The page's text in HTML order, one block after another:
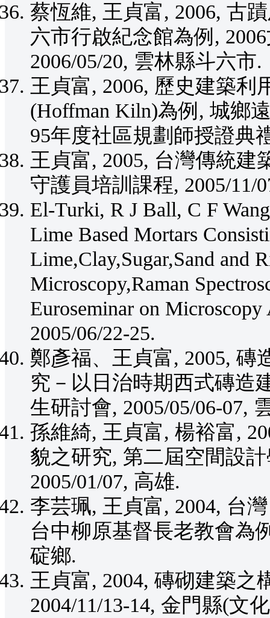
蔡恆維, 王貞富, 2006, 古
六市行啟紀念館為例,
2006/05/20, 雲林縣斗六市.
王貞富, 2006, 歷史建築
(Hoffman Kiln)為例, 城鄉
95年度社區規劃師授證典
王貞富, 2005, 台灣傳統
守護員培訓課程, 2005/11/
El-Turki, R J Ball, C F
Lime Based Mortars
Lime,Clay,Sugar,Sand and
Microscopy,Raman
Euroseminar on
2005/06/22-25.
鄭彥福、王貞富, 2005,
究－以日治時期西式磚造
生研討會, 2005/05/06-07,
孫維綺, 王貞富, 楊裕富,
貌之研究, 第二屆空間設
2005/01/07, 高雄.
李芸珮, 王貞富, 2004, 台
台中柳原基督長老教會為
碇鄉.
王貞富, 2004, 磚砌建築之
2004/11/13-14, 金門縣(文